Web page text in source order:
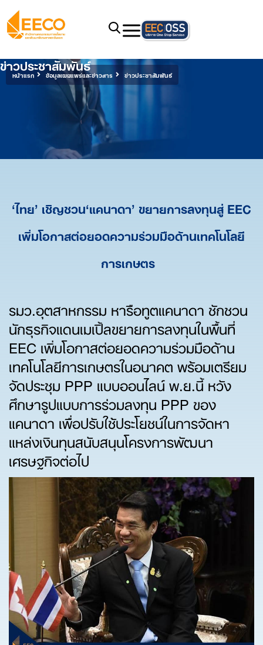
หน้าแรก ข้อมูลเผยแพร่และข่าวสาร ข่าวประชาสัมพันธ์
ข่าวประชาสัมพันธ์
‘ไทย’ เชิญชวน‘แคนาดา’ ขยายการลงทุนสู่ EEC
เพิ่มโอกาสต่อยอดความร่วมมือด้านเทคโนโลยี
การเกษตร
รมว.อุตสาหกรรม หารือทูตแคนาดา ชักชวน
นักธุรกิจแดนเมเปิ้ลขยายการลงทุนในพื้นที่
EEC เพิ่มโอกาสต่อยอดความร่วมมือด้าน
เทคโนโลยีการเกษตรในอนาคต พร้อมเตรียม
จัดประชุม PPP แบบออนไลน์ พ.ย.นี้ หวัง
ศึกษารูปแบบการร่วมลงทุน PPP ของ
แคนาดา เพื่อปรับใช้ประโยชน์ในการจัดหา
แหล่งเงินทุนสนับสนุนโครงการพัฒนา
เศรษฐกิจต่อไป